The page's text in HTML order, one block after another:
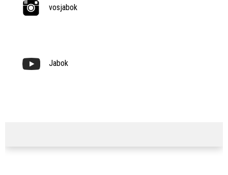
vosjabok
Jabok